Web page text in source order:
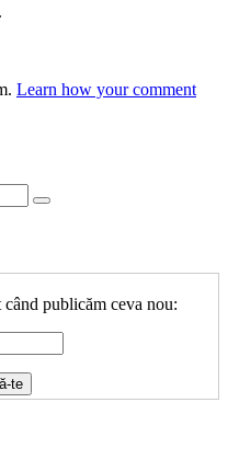
Learn how your comment
publicăm ceva nou: